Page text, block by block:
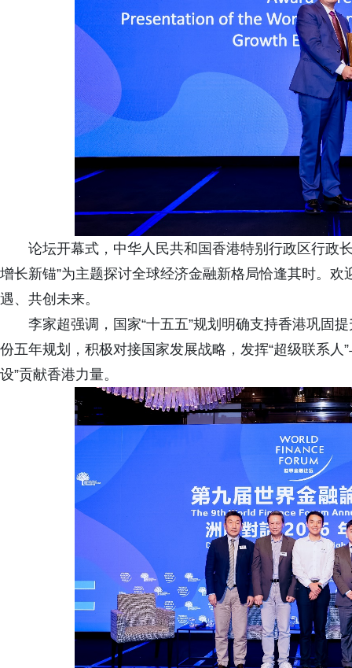
论坛开幕式，中华人民共和国香港特别行政区行政
增长新锚”为主题探讨全球经济金融新格局恰逢其时。
遇、共创未来。
李家超强调，国家“十五五”规划明确支持香港巩固
份五年规划，积极对接国家发展战略，发挥“超级联系人
设”贡献香港力量。